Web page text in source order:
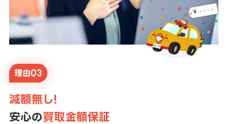
理由03
減額無し!
安心の買取金額保証